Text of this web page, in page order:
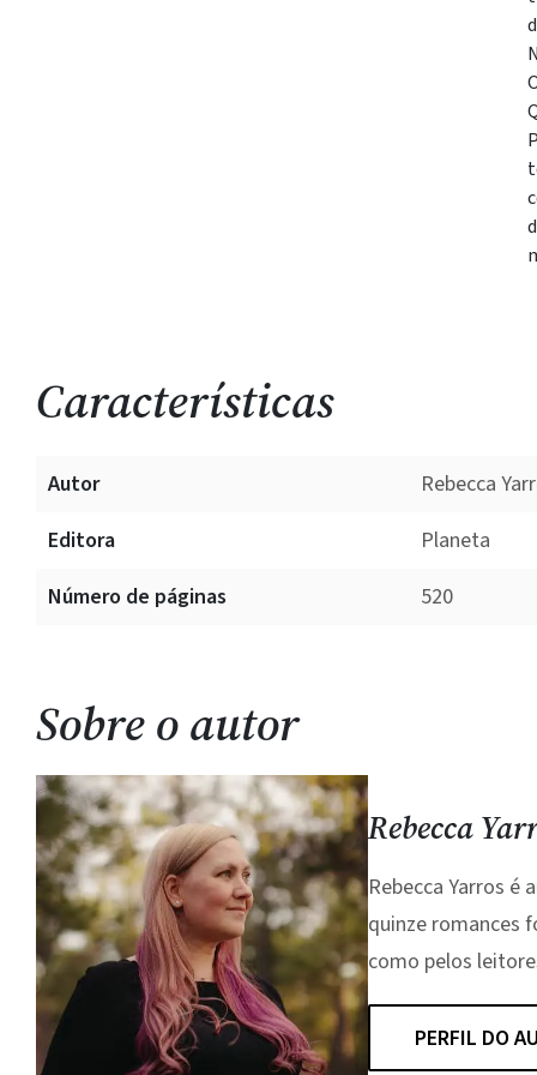
Características
Autor
Rebecca
Editora
Planeta
Número de páginas
520
Sobre o autor
Rebecca
Rebecca Yarros é
quinze romances
como pelos
PERFIL DO